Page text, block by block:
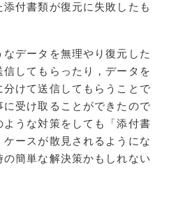
付書類が復元に失敗したも
なデータを無理やり復元した
信してもらったり，データを
けて送信してもらうことで
に受け取ることができたので
うな対策をしても「添付書
ースが散見されるようにな
の簡単な解決策かもしれない